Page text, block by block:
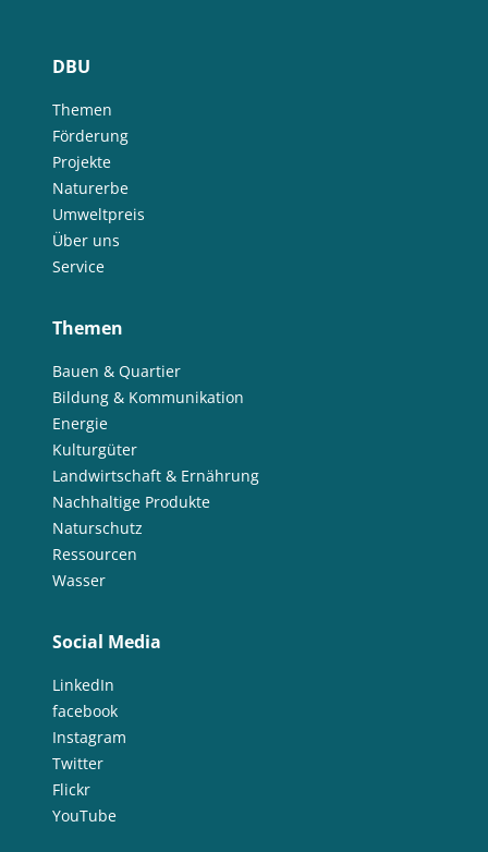
DBU
Themen
Förderung
Projekte
Naturerbe
Umweltpreis
Über uns
Service
Themen
Bauen & Quartier
Bildung & Kommunikation
Energie
Kulturgüter
Landwirtschaft & Ernährung
Nachhaltige Produkte
Naturschutz
Ressourcen
Wasser
Social Media
LinkedIn
facebook
Instagram
Twitter
Flickr
YouTube